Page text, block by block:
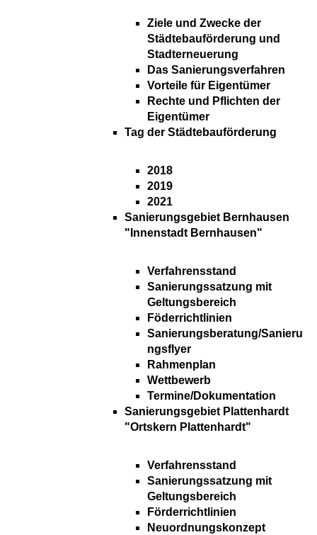
Ziele und Zwecke der
Städtebauförderung und
Stadterneuerung
Das Sanierungsverfahren
Vorteile für Eigentümer
Rechte und Pflichten der
Eigentümer
Tag der Städtebauförderung
2018
2019
2021
Sanierungsgebiet Bernhausen
"Innenstadt Bernhausen"
Verfahrensstand
Sanierungssatzung mit
Geltungsbereich
Föderrichtlinien
Sanierungsberatung/Sanieru
ngsflyer
Rahmenplan
Wettbewerb
Termine/Dokumentation
Sanierungsgebiet Plattenhardt
"Ortskern Plattenhardt"
Verfahrensstand
Sanierungssatzung mit
Geltungsbereich
Förderrichtlinien
Neuordnungskonzept